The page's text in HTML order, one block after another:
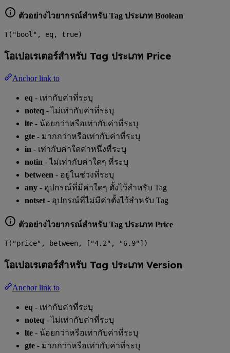
ตัวอย่างไวยากรณ์สำหรับ Tag ประเภท Boolean
T("bool", eq, true)
โอเปอเรเตอร์สำหรับ Tag ประเภท Price
Anchor link to
eq - เท่ากับค่าที่ระบุ
noteq - ไม่เท่ากับค่าที่ระบุ
lte - น้อยกว่าหรือเท่ากับค่าที่ระบุ
gte - มากกว่าหรือเท่ากับค่าที่ระบุ
in - เท่ากับค่าใดค่าหนึ่งที่ระบุ
notin - ไม่เท่ากับค่าใดๆ ที่ระบุ
between - อยู่ในช่วงที่ระบุ
any - อุปกรณ์ที่มีค่าใดๆ ตั้งไว้สำหรับ Tag
notset - อุปกรณ์ที่ไม่มีค่าตั้งไว้สำหรับ Tag
ตัวอย่างไวยากรณ์สำหรับ Tag ประเภท Price
T("price", between, ["4.2", "6.9"])
โอเปอเรเตอร์สำหรับ Tag ประเภท Version
Anchor link to
eq - เท่ากับค่าที่ระบุ
noteq - ไม่เท่ากับค่าที่ระบุ
lte - น้อยกว่าหรือเท่ากับค่าที่ระบุ
gte - มากกว่าหรือเท่ากับค่าที่ระบุ